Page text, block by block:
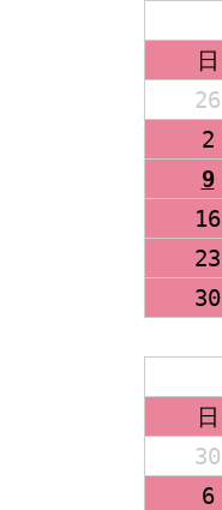
日
26
2
9
16
23
30
日
30
6